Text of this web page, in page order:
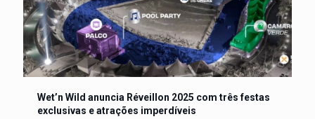
Wet’n Wild anuncia Réveillon 2025 com três festas
exclusivas e atrações imperdíveis